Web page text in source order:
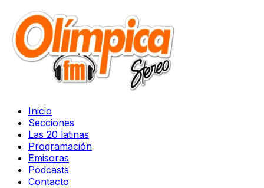
Inicio
Secciones
Las 20 latinas
Programación
Emisoras
Podcasts
Contacto